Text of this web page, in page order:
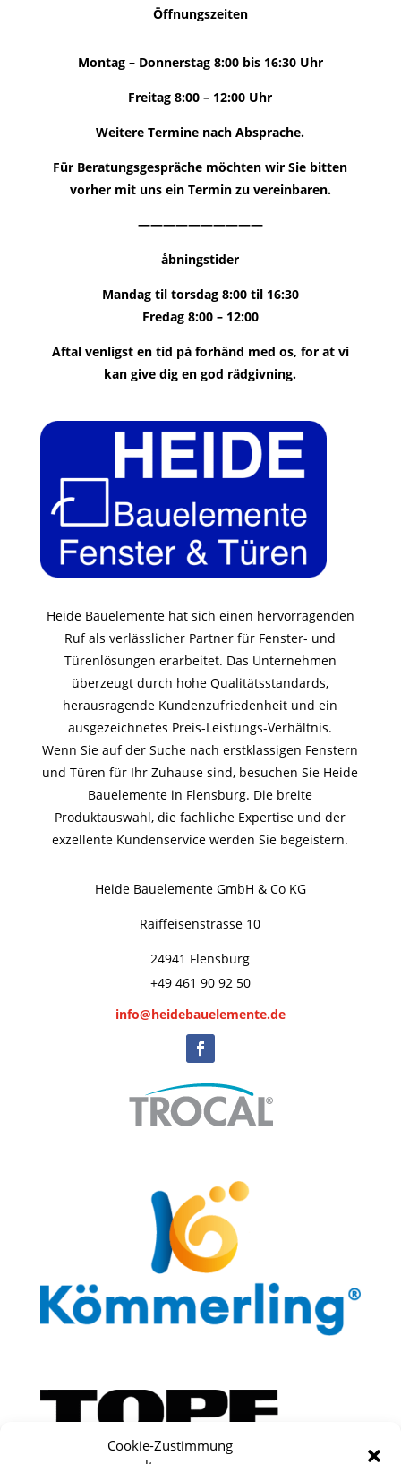
Cookie-Zustimmung
Öffnungszeiten
Montag – Donnerstag 8:00 bis 16:30 Uhr
Freitag 8:00 – 12:00 Uhr
Weitere Termine nach Absprache.
Für Beratungsgespräche möchten wir Sie bitten
vorher mit uns ein Termin zu vereinbaren.
——————————
åbningstider
Mandag til torsdag 8:00 til 16:30
Fredag ​​8:00 – 12:00
Aftal venligst en tid pà forhänd med os, for at vi
kan give dig en god rädgivning.
Heide Bauelemente hat sich einen hervorragenden
Ruf als verlässlicher Partner für Fenster- und
Türenlösungen erarbeitet. Das Unternehmen
überzeugt durch hohe Qualitätsstandards,
herausragende Kundenzufriedenheit und ein
ausgezeichnetes Preis-Leistungs-Verhältnis.
Wenn Sie auf der Suche nach erstklassigen Fenstern
und Türen für Ihr Zuhause sind, besuchen Sie Heide
Bauelemente in Flensburg. Die breite
Produktauswahl, die fachliche Expertise und der
exzellente Kundenservice werden Sie begeistern.
Heide Bauelemente GmbH & Co KG
Raiffeisenstrasse 10
24941 Flensburg
+49 461 90 92 50
info@heidebauelemente.de